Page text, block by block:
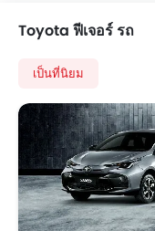
กระจกมองหลังแบ
ถังน้ำมันออกแบบให้อยู่
กล้องส่องภาพด้า
ระบบป้องกันการลื่นไ
ระบบ เปิด / ปิด ไฟห
ระบบปิดไฟหน้าอั
เข็มขัดนิรภัยด้านหน้าปรั
ระบบปรับไฟหน้า
Toyota ฟีเจอร์ รถ
เป็นที่นิยม